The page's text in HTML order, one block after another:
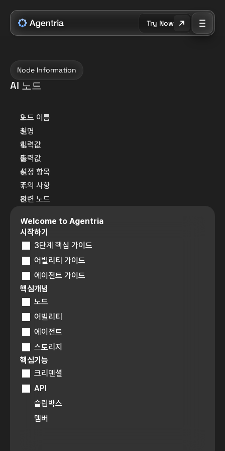
Welcome to Agentria
시작하기
3단계 핵심 가이드
어빌리티 가이드
에이전트 가이드
핵심개념
노드
어빌리티
에이전트
스토리지
핵심기능
크리덴셜
API
슬립박스
멤버
Node Information
AI 노드
노드 이름
설명
입력값
출력값
설정 항목
주의 사항
관련 노드
Try Now